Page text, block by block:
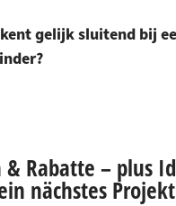
gelijk sluitend bij
Rabatte – plus
nächstes Projekt